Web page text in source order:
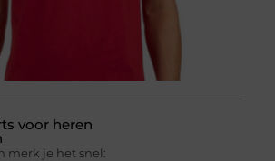
voor heren
merk je het snel: